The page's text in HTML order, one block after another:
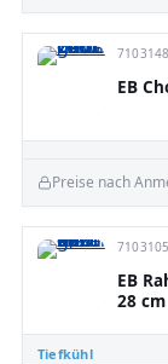
7103148
EB
Preise nach
Tiefkühl
7103105
EB
28 cm